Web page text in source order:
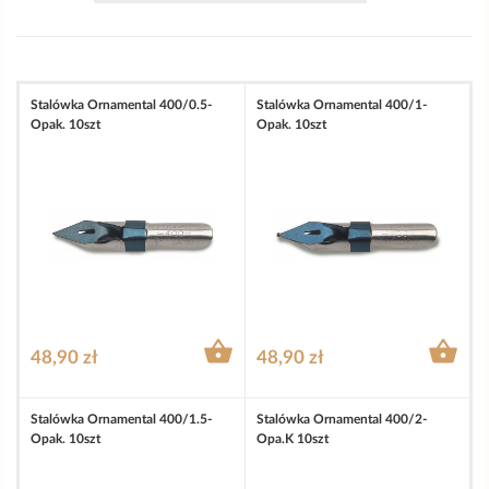
Stalówka Ornamental 400/0.5-
Opak. 10szt
48,90 zł 
Stalówka Ornamental 400/1-
Opak. 10szt
48,90 zł 
Stalówka Ornamental 400/1.5-
Opak. 10szt
Stalówka Ornamental 400/2-
Opa.k 10szt